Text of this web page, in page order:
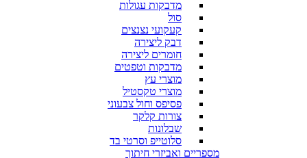
מדבקות עגולות
סול
קעקועי נצנצים
דבק ליצירה
חומרים ליצירה
מדבקות וטפטים
מוצרי עץ
מוצרי טקסטיל
פסיפס וחול צבעוני
צורות קלקר
שבלונות
סלוטייפ וסרטי בד
מספריים ואביזרי חיתוך